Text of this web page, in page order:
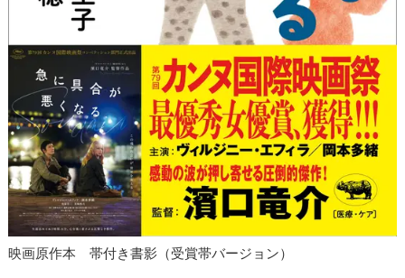
映画原作本 帯付き書影（受賞帯バージョン）